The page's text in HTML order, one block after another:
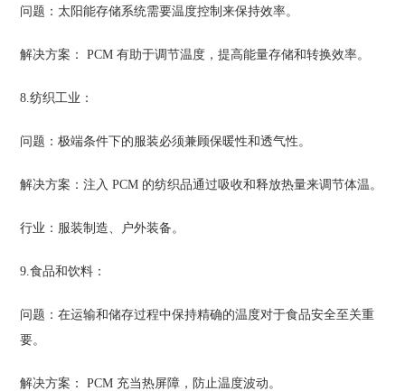
问题：太阳能存储系统需要温度控制来保持效率。
解决方案： PCM 有助于调节温度，提高能量存储和转换效率。
8.纺织工业：
问题：极端条件下的服装必须兼顾保暖性和透气性。
解决方案：注入 PCM 的纺织品通过吸收和释放热量来调节体温。
行业：服装制造、户外装备。
9.食品和饮料：
问题：在运输和储存过程中保持精确的温度对于食品安全至关重
要。
解决方案： PCM 充当热屏障，防止温度波动。